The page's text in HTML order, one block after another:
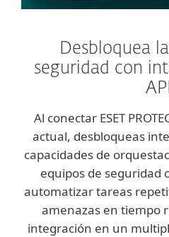
Desbloquea
seguridad con
API
Al conectar ESET
actual, desbloqueas
capacidades de
equipos de seguridad
automatizar tareas
amenazas en tiempo
integración en un